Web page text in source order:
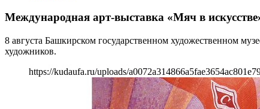
Международная арт-выставка «Мяч в
8 августа Башкирском государственном художественном
художников.
https://kudaufa.ru/uploads/